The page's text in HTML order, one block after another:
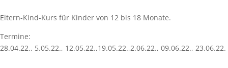
Eltern-Kind-Kurs für Kinder von 12 bis 18 Monate.
Termine:
28.04.22., 5.05.22., 12.05.22.,19.05.22.,2.06.22., 09.06.22., 23.06.22.